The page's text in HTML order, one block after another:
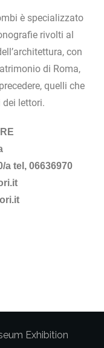
è specializzato
rivolti al
con
di Roma,
quelli che
dei lettori.
a tel, 06636970
Exhibition